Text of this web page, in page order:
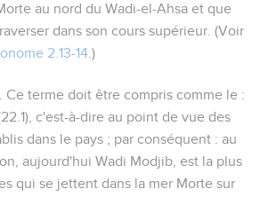
au nord du Wadi-el-Ahsa et que
dans son cours supérieur. (Voir
2.13-14 .)
. Ce terme doit être compris comme le :
22.1), c'est-à-dire au point de vue des
dans le pays ; par conséquent : au
aujourd'hui Wadi Modjib, est la plus
qui se jettent dans la mer Morte sur